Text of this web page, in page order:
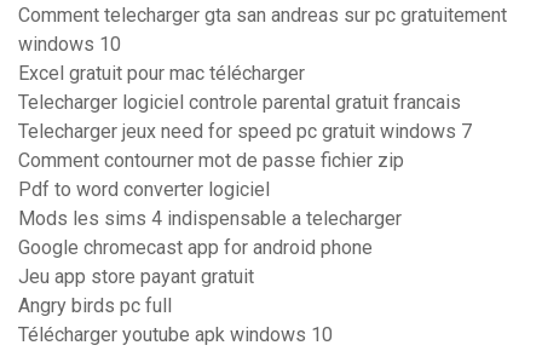
Comment telecharger gta san andreas sur pc gratuitement
windows 10
Excel gratuit pour mac télécharger
Telecharger logiciel controle parental gratuit francais
Telecharger jeux need for speed pc gratuit windows 7
Comment contourner mot de passe fichier zip
Pdf to word converter logiciel
Mods les sims 4 indispensable a telecharger
Google chromecast app for android phone
Jeu app store payant gratuit
Angry birds pc full
Télécharger youtube apk windows 10